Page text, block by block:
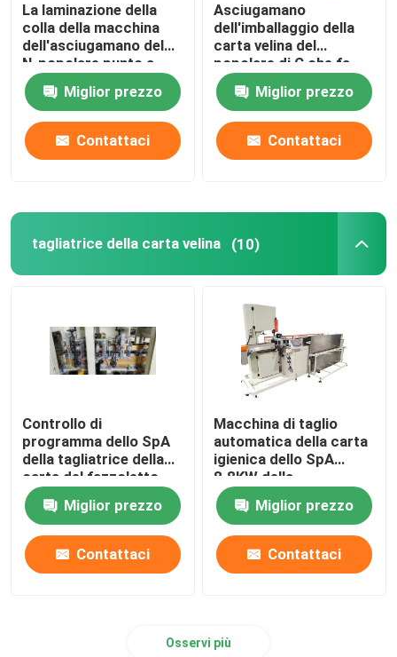
La laminazione della
colla della macchina
dell'asciugamano del
N-popolare punto a
punto imprime
180m/MinMiglior prezzo
Contattaci
Asciugamano
dell'imballaggio della
carta velina del
popolare di C che fa
macchina 0.5Mpa
Miglior prezzo
Contattaci
tagliatrice della carta velina (10)
Controllo di
programma dello SpA
della tagliatrice della
carta del fazzoletto
per il trucco
180cuts/MinMiglior prezzo
Contattaci
Macchina di taglio
automatica della carta
igienica dello SpA
8.8KW della
guarnizione
120Cuts/MinMiglior prezzo
Contattaci
Osservi più